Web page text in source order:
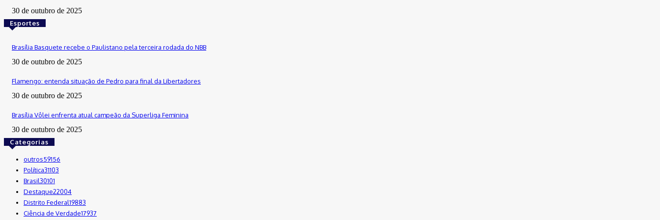
30 de outubro de 2025
Esportes
Brasília Basquete recebe o Paulistano pela terceira rodada do NBB
30 de outubro de 2025
Flamengo: entenda situação de Pedro para final da Libertadores
30 de outubro de 2025
Brasília Vôlei enfrenta atual campeão da Superliga Feminina
30 de outubro de 2025
Categorias
outros59156
Política31103
Brasil30101
Destaque22004
Distrito Federal19883
Ciência de Verdade17937